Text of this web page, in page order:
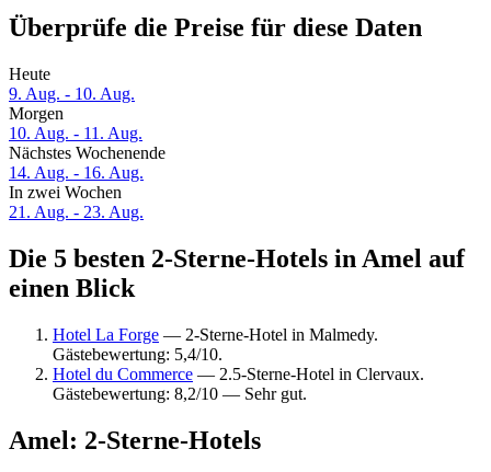
Überprüfe die Preise für diese Daten
Heute
9. Aug. - 10. Aug.
Morgen
10. Aug. - 11. Aug.
Nächstes Wochenende
14. Aug. - 16. Aug.
In zwei Wochen
21. Aug. - 23. Aug.
Die 5 besten 2-Sterne-Hotels in Amel auf
einen Blick
Hotel La Forge — 2-Sterne-Hotel in Malmedy.
Gästebewertung: 5,4/10.
Hotel du Commerce — 2.5-Sterne-Hotel in Clervaux.
Gästebewertung: 8,2/10 — Sehr gut.
Amel: 2-Sterne-Hotels